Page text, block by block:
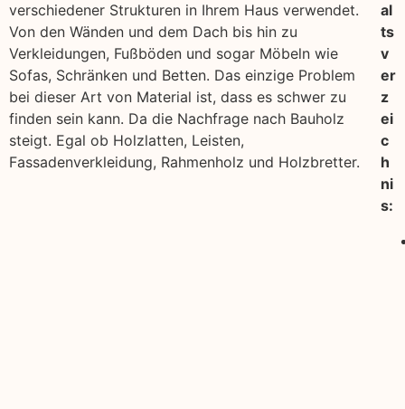
verschiedener Strukturen in Ihrem Haus verwendet.
Von den Wänden und dem Dach bis hin zu
Verkleidungen, Fußböden und sogar Möbeln wie
Sofas, Schränken und Betten. Das einzige Problem
bei dieser Art von Material ist, dass es schwer zu
finden sein kann. Da die Nachfrage nach Bauholz
steigt. Egal ob Holzlatten, Leisten,
Fassadenverkleidung, Rahmenholz und Holzbretter.
al
ts
v
er
z
ei
c
h
ni
s: